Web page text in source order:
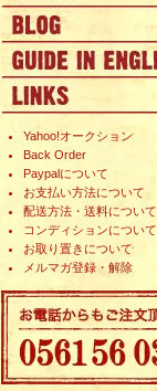
Yahoo!オークション
Back Order
Paypalについて
お支払い方法について
配送方法・送料について
コンディションについて
お取り置きについて
メルマガ登録・解除